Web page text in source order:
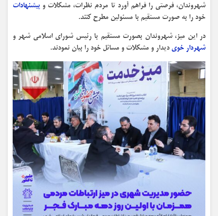
شهروندان، فرصتی را فراهم آورد تا مردم نظرات، مشکلات و پیشنهادات
خود را به صورت مستقیم با مسئولین مطرح کنند.
در این میز، شهروندان بصورت مستقیم با رئیس شورای اسلامی شهر و
شهردار خوی دیدار و مشکلات و مسائل خود را بیان نمودند.